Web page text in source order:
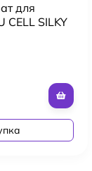
для
CELL SILKY